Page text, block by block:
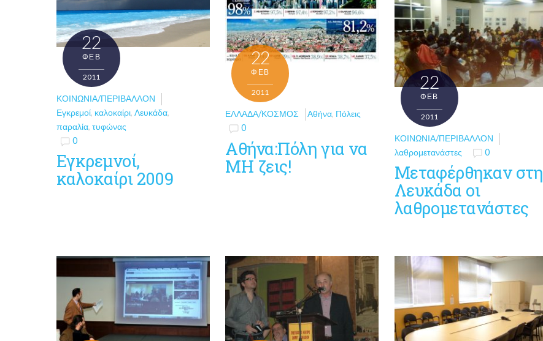
22
ΦΕΒ
2011
ΚΟΙΝΩΝΊΑ/ΠΕΡΙΒΆΛΛΟΝ
Εγκρεμοί, καλοκαίρι, Λευκάδα,
παραλία, τυφώνας
0
Εγκρεμνοί,
καλοκαίρι 2009
22
ΦΕΒ
2011
ΕΛΛΆΔΑ/ΚΌΣΜΟΣ Αθήνα, Πόλεις
0
Αθήνα:Πόλη για να
ΜΗ ζεις!
22
ΦΕΒ
2011
ΚΟΙΝΩΝΊΑ/ΠΕΡΙΒΆΛΛΟΝ
λαθρομετανάστες
0
Μεταφέρθηκαν στη
Λευκάδα οι
λαθρομετανάστες